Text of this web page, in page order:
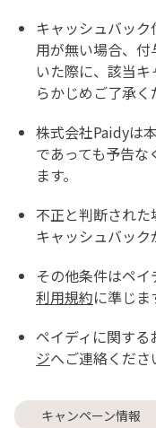
キャッシュバッ
用が無い場合、
いた際に、該当
らかじめご了承く
株式会社Paidyは
であっても予告
ます。
不正と判断された
キャッシュバック
その他条件はペイ
利用規約に準じま
ペイディに関する
ジへご連絡くださ
キャンペーン情報